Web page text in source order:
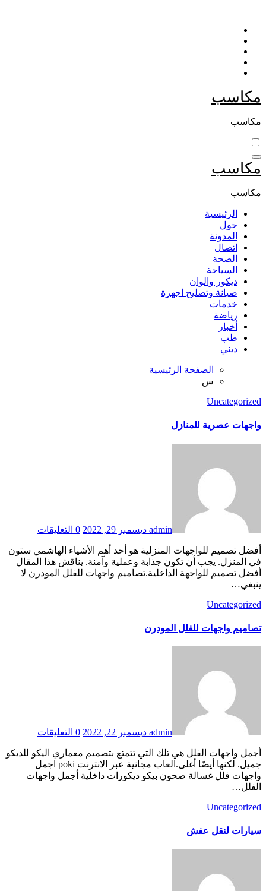
التجاوز
المحتوى
مكاسب
مكاسب
مكاسب
مكاسب
الرئيسية
حول
المدونة
اتصال
الصحة
السياحة
ديكور والوان
صيانة وتصليح اجهزة
خدمات
رياضة
أخبار
طب
ديني
الصفحة الرئيسية
س
Uncategorized
واجهات عصرية للمنازل
admin ديسمبر 29, 2022 0 التعليقات
في المنزل. يجب أن تكون جذابة وعملية وآمنة. يناقش هذا المقال
أفضل تصميم للواجهة الداخلية.تصاميم واجهات للفلل المودرن لا
ينبغي…
Uncategorized
تصاميم واجهات للفلل المودرن
admin ديسمبر 22, 2022 0 التعليقات
جميل. لكنها أيضًا أغلى.العاب مجانية عبر الانترنت poki اجمل
واجهات فلل غسالة صحون بيكو ديكورات داخلية أجمل واجهات
الفلل…
Uncategorized
سيارات لنقل عفش